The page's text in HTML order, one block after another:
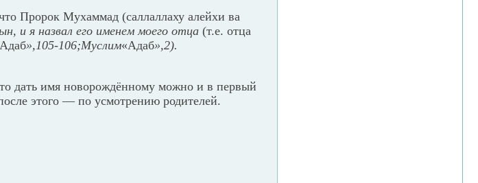
Пророк Мухаммад (саллаллаху алейхи ва
и я назвал его именем моего отца (т.е. отца
»,105-106;Муслим«Адаб»,2).
дать имя новорождённому можно и в первый
этого — по усмотрению родителей.